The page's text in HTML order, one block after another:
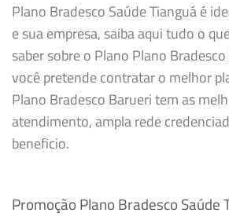
Plano Bradesco Saúde Tianguá é
e sua empresa, saiba aqui tudo o
saber sobre o Plano Plano
você pretende contratar o melhor
Plano Bradesco Barueri tem as
atendimento, ampla rede
beneficio.
Promoção Plano Bradesco Saúde